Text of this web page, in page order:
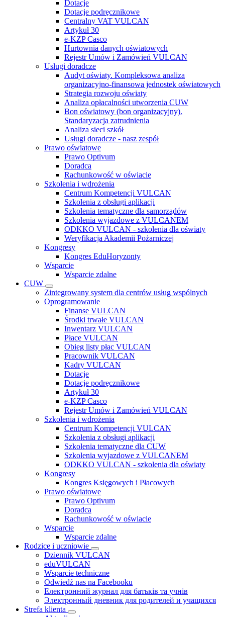
Dotacje
Dotacje podręcznikowe
Centralny VAT VULCAN
Artykuł 30
e-KZP Casco
Hurtownia danych oświatowych
Rejestr Umów i Zamówień VULCAN
Usługi doradcze
Audyt oświaty. Kompleksowa analiza
organizacyjno-finansowa jednostek oświatowych
Strategia rozwoju oświaty
Analiza opłacalności utworzenia CUW
Bon oświatowy (bon organizacyjny).
Standaryzacja zatrudnienia
Analiza sieci szkół
Usługi doradcze - nasz zespół
Prawo oświatowe
Prawo Optivum
Doradca
Rachunkowość w oświacie
Szkolenia i wdrożenia
Centrum Kompetencji VULCAN
Szkolenia z obsługi aplikacji
Szkolenia tematyczne dla samorządów
Szkolenia wyjazdowe z VULCANEM
ODKKO VULCAN - szkolenia dla oświaty
Weryfikacja Akademii Pożarniczej
Kongresy
Kongres EduHoryzonty
Wsparcie
Wsparcie zdalne
CUW
Zintegrowany system dla centrów usług wspólnych
Oprogramowanie
Finanse VULCAN
Środki trwałe VULCAN
Inwentarz VULCAN
Płace VULCAN
Obieg listy płac VULCAN
Pracownik VULCAN
Kadry VULCAN
Dotacje
Dotacje podręcznikowe
Artykuł 30
e-KZP Casco
Rejestr Umów i Zamówień VULCAN
Szkolenia i wdrożenia
Centrum Kompetencji VULCAN
Szkolenia z obsługi aplikacji
Szkolenia tematyczne dla CUW
Szkolenia wyjazdowe z VULCANEM
ODKKO VULCAN - szkolenia dla oświaty
Kongresy
Kongres Księgowych i Płacowych
Prawo oświatowe
Prawo Optivum
Doradca
Rachunkowość w oświacie
Wsparcie
Wsparcie zdalne
Rodzice i uczniowie
Dziennik VULCAN
eduVULCAN
Wsparcie techniczne
Odwiedź nas na Facebooku
Електронний журнал для батьків та учнів
Электронный дневник для родителей и учащихся
Strefa klienta